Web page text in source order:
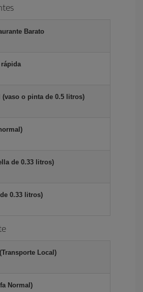
Barato
(vaso o pinta de 0.5 litros)
de 0.33 litros)
0.33 litros)
Local)
Normal)